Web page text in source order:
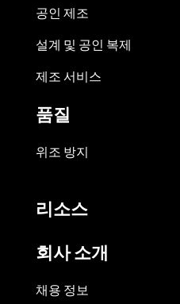
공인 제조
설계 및 공인 복제
제조 서비스
품질
위조 방지
리소스
회사 소개
채용 정보